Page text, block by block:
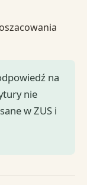
na
nie
w ZUS i